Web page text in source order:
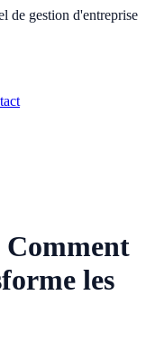
de gestion d'entreprise
Comment
les